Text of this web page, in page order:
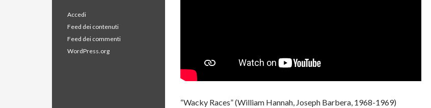
“Wacky Races” (William Hannah, Joseph Barbera, 1968-1969)
Accedi
Feed dei contenuti
Feed dei commenti
WordPress.org